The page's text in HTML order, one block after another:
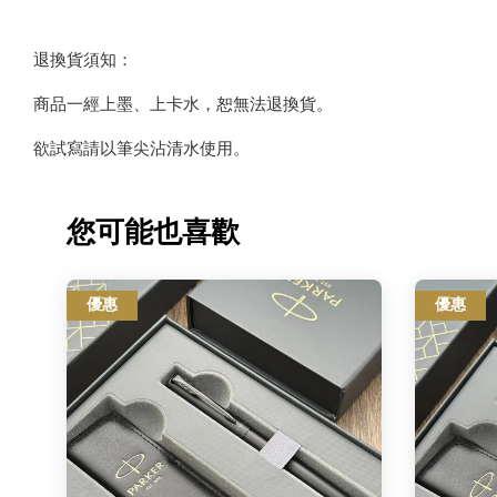
退換貨須知：
商品一經上墨、上卡水，恕無法退換貨。
欲試寫請以筆尖沾清水使用。
您可能也喜歡
優惠 優惠